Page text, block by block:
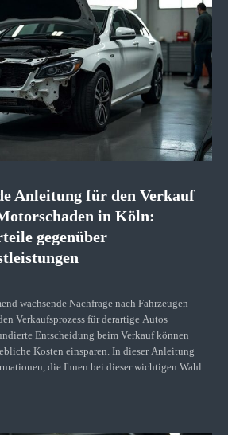
Anleitung für den Verkauf
in Köln:
gegenüber
wachsende Nachfrage nach Fahrzeugen
Verkaufsprozess für derartige Autos
Entscheidung beim Verkauf können
Kosten einsparen. In dieser Anleitung
die Ihnen bei dieser wichtigen Wahl